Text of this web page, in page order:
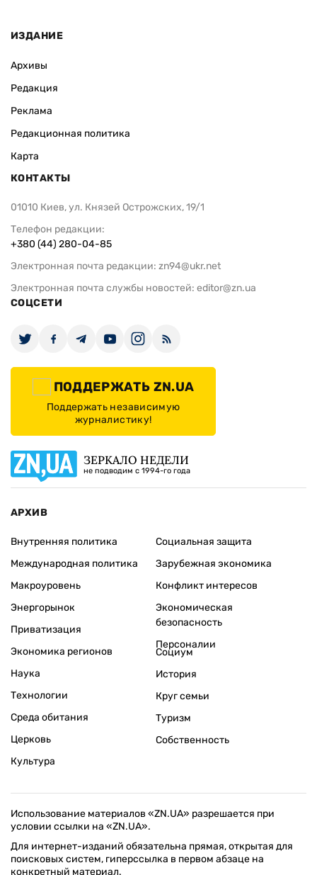
ИЗДАНИЕ
Архивы
Редакция
Реклама
Редакционная политика
Карта
КОНТАКТЫ
01010 Киев, ул. Князей Острожских, 19/1
Телефон редакции:
+380 (44) 280-04-85
Электронная почта редакции: zn94@ukr.net
Электронная почта службы новостей: editor@zn.ua
СОЦСЕТИ
ПОДДЕРЖАТЬ ZN.UA
Поддержать независимую
журналистику!
ЗЕРКАЛО НЕДЕЛИ
не подводим с 1994-го года
АРХИВ
Внутренняя политика
Международная политика
Макроуровень
Энергорынок
Приватизация
Экономика регионов
Социальная защита
Зарубежная экономика
Конфликт интересов
Экономическая
безопасность
Персоналии
Наука
Технологии
Среда обитания
Церковь
Культура
Социум
История
Круг семьи
Туризм
Собственность
Использование материалов «ZN.UA» разрешается при
условии ссылки на «ZN.UA».
Для интернет-изданий обязательна прямая, открытая для
поисковых систем, гиперссылка в первом абзаце на
конкретный материал.